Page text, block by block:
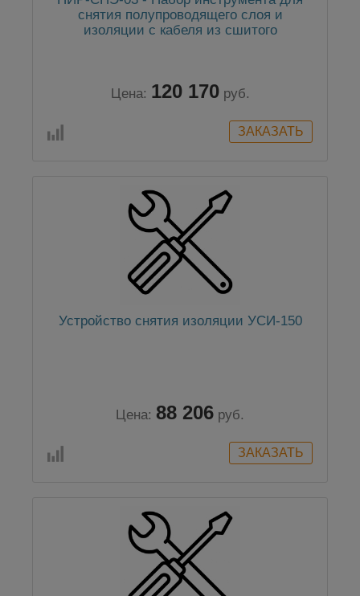
снятия полупроводящего слоя и
изоляции с кабеля из сшитого
Цена: 120 170 руб.
Устройство снятия изоляции УСИ-150
Цена: 88 206 руб.